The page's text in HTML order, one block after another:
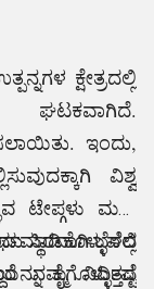
ಕ್ಷೇತ್ರದಲ್ಲಿ
ಘಟಕವಾಗಿದೆ.
ಇಂದು,
ವಿಶ್ವ
ಮತ್ತು
ಸ್ಥಿರವಾಗಿ ಬೆಳೆದ
ಕೈಗೊಳ್ಳುತ್ತದೆ
ನಮ್ಮ ನಿರ್ದಿಷ್ಟ